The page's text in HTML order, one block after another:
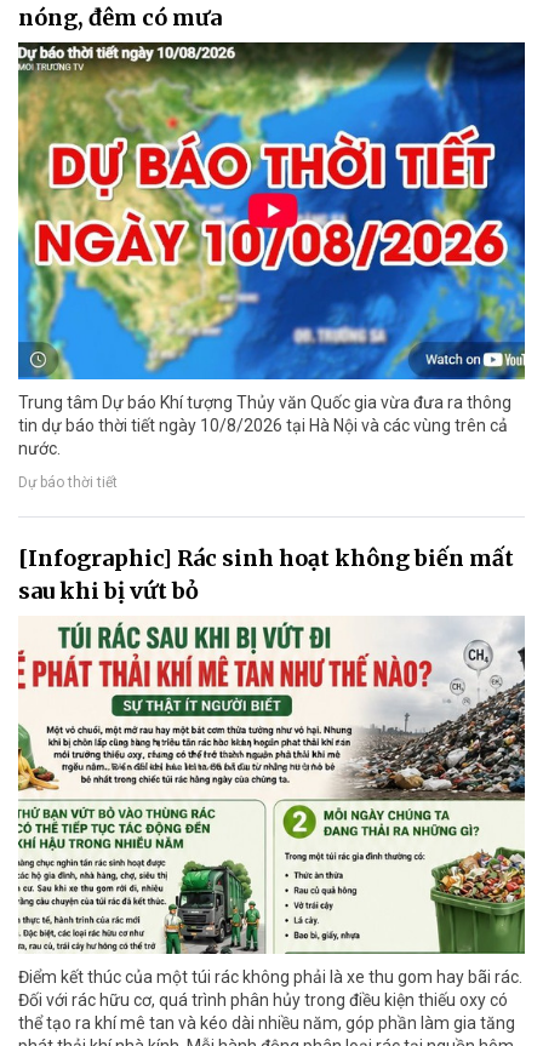
nóng, đêm có mưa
Trung tâm Dự báo Khí tượng Thủy văn Quốc gia vừa đưa ra thông
tin dự báo thời tiết ngày 10/8/2026 tại Hà Nội và các vùng trên cả
nước.
Dự báo thời tiết
[Infographic] Rác sinh hoạt không biến mất
sau khi bị vứt bỏ
Điểm kết thúc của một túi rác không phải là xe thu gom hay bãi rác.
Đối với rác hữu cơ, quá trình phân hủy trong điều kiện thiếu oxy có
thể tạo ra khí mê tan và kéo dài nhiều năm, góp phần làm gia tăng